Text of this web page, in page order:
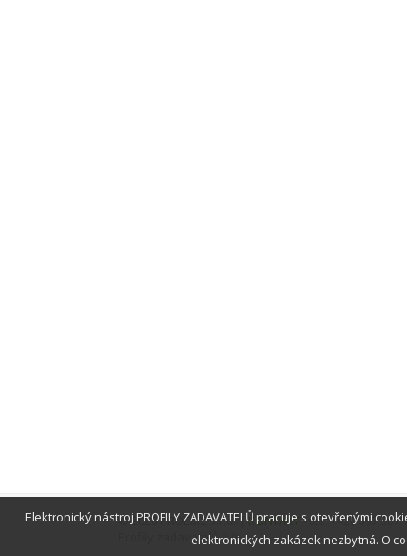
© 2026 PROEBIZ s.r.o. |KONTAKT - tel.: +420 597
Profily zadavatelů 2.0
Elektronický nástroj PROFILY ZADAVATELŮ pracuje s otevřenými
elektronických zakázek nezbytná. O